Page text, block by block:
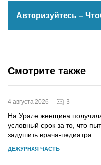
Авторизуйтесь –
Смотрите также
4 августа 2026 3
На Урале женщина
условный срок за то, что
задушить врача-педиатра
ДЕЖУРНАЯ ЧАСТЬ